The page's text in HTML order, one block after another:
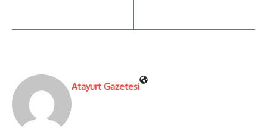
Atayurt Gazetesi